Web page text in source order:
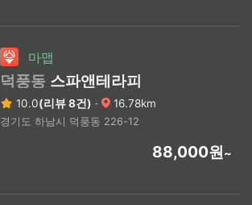
마맵
덕풍동 스파앤테라피
10.0(리뷰 8건) · 16.78km
경기도 하남시 덕풍동 226-12
88,000원~